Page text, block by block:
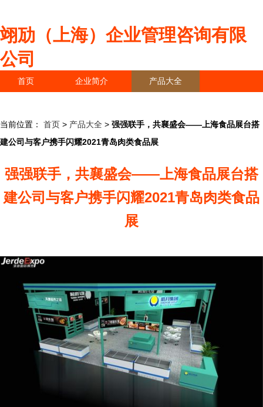
翊劢（上海）企业管理咨询有限
公司
首页 企业简介 产品大全
当前位置： 首页 > 产品大全 > 强强联手，共襄盛会——上海食品展台搭
建公司与客户携手闪耀2021青岛肉类食品展
强强联手，共襄盛会——上海食品展台搭
建公司与客户携手闪耀2021青岛肉类食品
展